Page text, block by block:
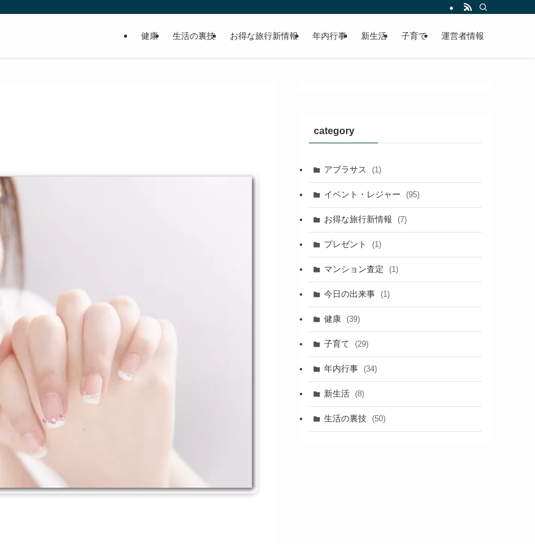
健康 生活の裏技 お得な旅行新情報 年内行事 新生活 子育て 運営者情報
category
アブラサス (1)
イベント・レジャー (95)
お得な旅行新情報 (7)
プレゼント (1)
マンション査定 (1)
今日の出来事 (1)
健康 (39)
子育て (29)
年内行事 (34)
新生活 (8)
生活の裏技 (50)